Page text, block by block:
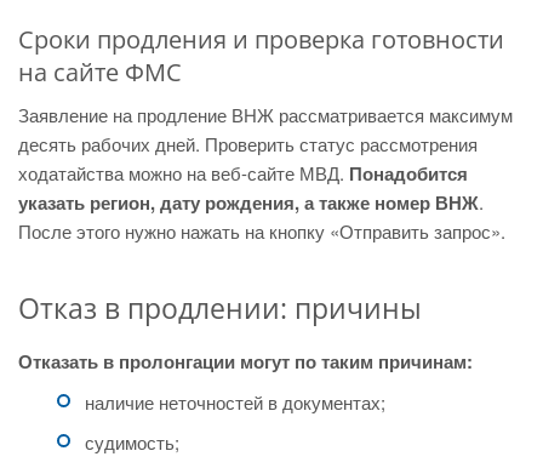
Сроки продления и проверка готовности
на сайте ФМС
Заявление на продление ВНЖ рассматривается максимум
десять рабочих дней. Проверить статус рассмотрения
ходатайства можно на веб-сайте МВД. Понадобится
указать регион, дату рождения, а также номер ВНЖ.
После этого нужно нажать на кнопку «Отправить запрос».
Отказ в продлении: причины
Отказать в пролонгации могут по таким причинам:
наличие неточностей в документах;
судимость;